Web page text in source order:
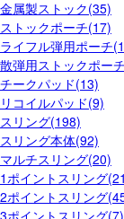
金属製ストック(35)
ストックポーチ(17)
ライフル弾用ポーチ
散弾用ストックポー
チークパッド(13)
リコイルパッド(9)
スリング(198)
スリング本体(92)
マルチスリング(20)
1ポイントスリング
2ポイントスリング